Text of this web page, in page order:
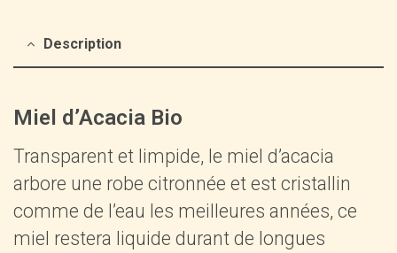
Description
Miel d’Acacia Bio
Transparent et limpide, le miel d’acacia
arbore une robe citronnée et est cristallin
comme de l’eau les meilleures années, ce
miel restera liquide durant de longues